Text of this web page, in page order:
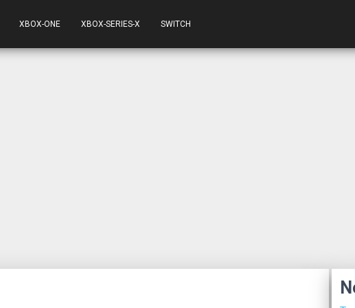
XBOX-ONE XBOX-SERIES-X SWITCH